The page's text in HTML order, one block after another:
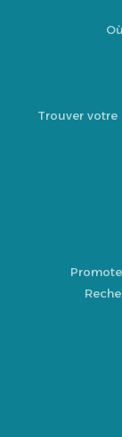
Trouver